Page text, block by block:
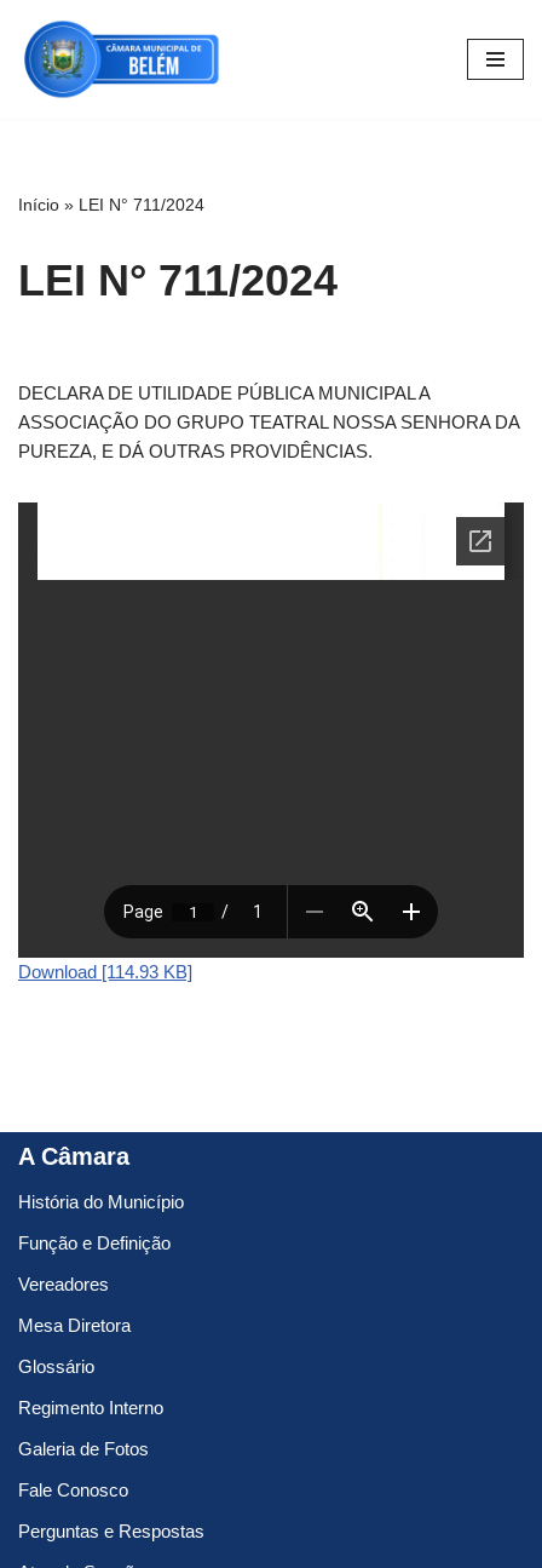
Pular
para
Início » LEI N° 711/2024
LEI N° 711/2024
DECLARA DE UTILIDADE PÚBLICA MUNICIPAL A
ASSOCIAÇÃO DO GRUPO TEATRAL NOSSA SENHORA DA
PUREZA, E DÁ OUTRAS PROVIDÊNCIAS.
Download [114.93 KB]
A Câmara
História do Município
Função e Definição
Vereadores
Mesa Diretora
Glossário
Regimento Interno
Galeria de Fotos
Fale Conosco
Perguntas e Respostas